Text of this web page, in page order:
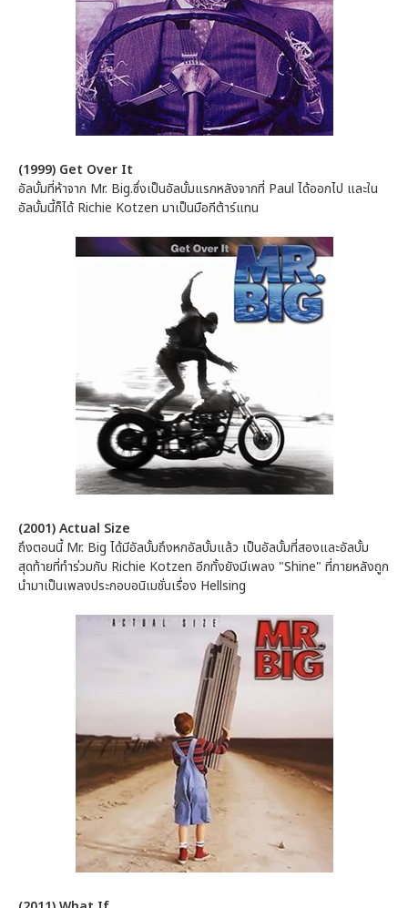
(1999) Get Over It
อัลบั้มที่ห้าจาก Mr. Big.ซึ่งเป็นอัลบั้มแรกหลังจากที่ Paul ได้ออกไป และใน
อัลบั้มนี้ก็ได้ Richie Kotzen มาเป็นมือกีต้าร์แทน
(2001) Actual Size
ถึงตอนนี้ Mr. Big ได้มีอัลบั้มถึงหกอัลบั้มแล้ว เป็นอัลบั้มที่สองและอัลบั้ม
สุดท้ายที่ทำร่วมกับ Richie Kotzen อีกทั้งยังมีเพลง "Shine" ที่ภายหลังถูก
นำมาเป็นเพลงประกอบอนิเมชั่นเรื่อง Hellsing